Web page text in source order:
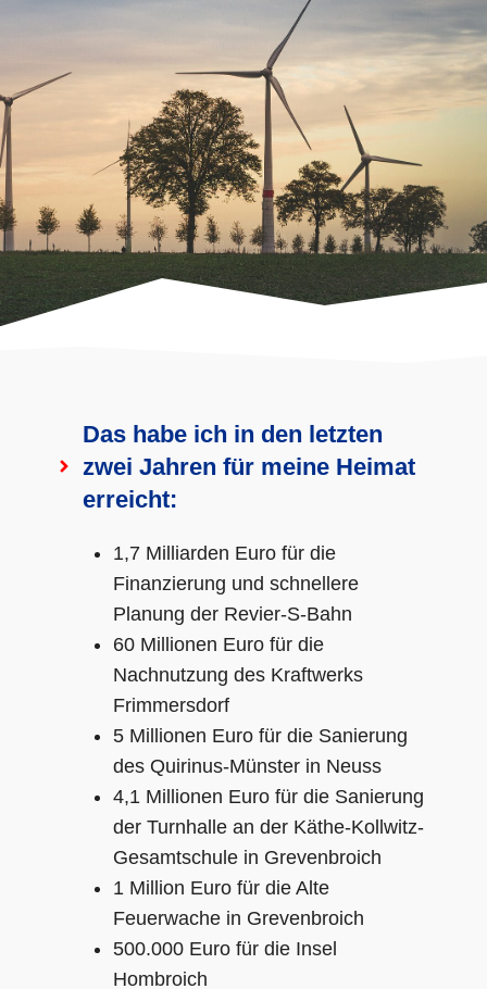
Das habe ich in den letzten
zwei Jahren für meine Heimat
erreicht:
1,7 Milliarden Euro für die
Finanzierung und schnellere
Planung der Revier-S-Bahn
60 Millionen Euro für die
Nachnutzung des Kraftwerks
Frimmersdorf
5 Millionen Euro für die Sanierung
des Quirinus-Münster in Neuss
4,1 Millionen Euro für die Sanierung
der Turnhalle an der Käthe-Kollwitz-
Gesamtschule in Grevenbroich
1 Million Euro für die Alte
Feuerwache in Grevenbroich
500.000 Euro für die Insel
Hombroich